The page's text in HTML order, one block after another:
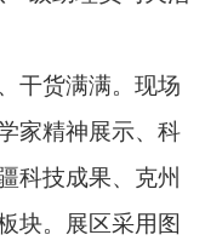
创设备、
果，让各
成果。